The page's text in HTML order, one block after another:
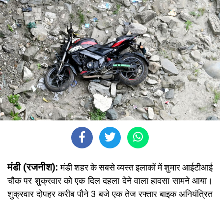
मंडी (रजनीश):मंडी शहर के सबसे व्यस्त इलाकों में शुमार आईटीआई
चौक पर शुक्रवार को एक दिल दहला देने वाला हादसा सामने आया।
शुक्रवार दोपहर करीब पौने 3 बजे एक तेज रफ्तार बाइक अनियंत्रित